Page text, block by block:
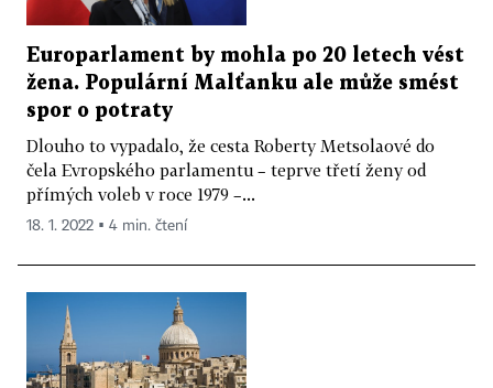
Europarlament by mohla po 20 letech vést
žena. Populární Malťanku ale může smést
spor o potraty
Dlouho to vypadalo, že cesta Roberty Metsolaové do
čela Evropského parlamentu – teprve třetí ženy od
přímých voleb v roce 1979 –...
18. 1. 2022 ▪ 4 min. čtení